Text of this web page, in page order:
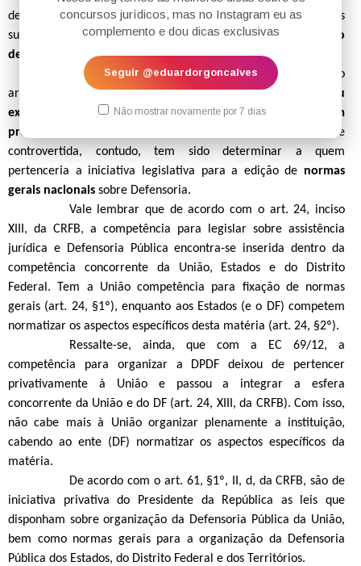
concursos jurídicos, mas no Instagram eu as
complemento e dou dicas exclusivas
Seguir @eduardorgoncalves
Não mostrar novamente por 7 dias
de que é função institucional “executar e receber as verbas
sucumbenciais decorrentes de sua atuação,inclusive quando
devidas por quaisquer entes públicos”.
Por fim, com o advento da EC 80/14 e a inclusão do
art. 134, §4º,o legislador constituinte reconheceu
expressamente à Defensoria sua iniciativa legislativa em
projetos de interesse da categoria
. Questão extremamente
controvertida, contudo, tem sido determinar a quem
pertenceria a iniciativa legislativa para a edição de normas
gerais nacionais sobre Defensoria.
Vale lembrar que de acordo com o art. 24, inciso
XIII, da CRFB, a competência para legislar sobre assistência
jurídica e Defensoria Pública encontra-se inserida dentro da
competência concorrente da União, Estados e do Distrito
Federal. Tem a União competência para fixação de normas
gerais (art. 24, §1º), enquanto aos Estados (e o DF) competem
normatizar os aspectos específicos desta matéria (art. 24, §2º).
Ressalte-se, ainda, que com a EC 69/12, a
competência para organizar a DPDF deixou de pertencer
privativamente à União e passou a integrar a esfera
concorrente da União e do DF (art. 24, XIII, da CRFB). Com isso,
não cabe mais à União organizar plenamente a instituição,
cabendo ao ente (DF) normatizar os aspectos específicos da
matéria.
De acordo com o art. 61, §1º, II, d, da CRFB, são de
iniciativa privativa do Presidente da República as leis que
disponham sobre organização da Defensoria Pública da União,
bem como normas gerais para a organização da Defensoria
Pública dos Estados, do Distrito Federal e dos Territórios.